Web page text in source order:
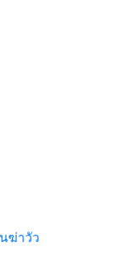
ฆ่าวัว